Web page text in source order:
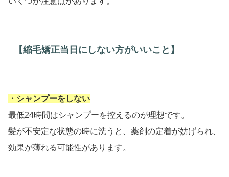
【縮毛矯正当日にしない方がいいこと】
・シャンプーをしない
最低24時間はシャンプーを控えるのが理想です。
髪が不安定な状態の時に洗うと、薬剤の定着が妨げられ、
効果が薄れる可能性があります。